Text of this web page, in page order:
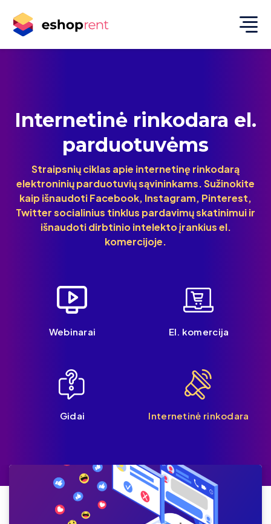
Internetinė rinkodara el.
parduotuvėms
Straipsnių ciklas apie internetinę rinkodarą
elektroninių parduotuvių sąvininkams. Sužinokite
kaip išnaudoti Facebook, Instagram, Pinterest,
Twitter socialinius tinklus pardavimų skatinimui ir
išnaudoti dirbtinio intelekto įrankius el.
komercijoje.
Webinarai El. komercija
Gidai Internetinė rinkodara